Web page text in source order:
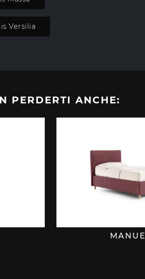
Versilia
PERDERTI ANCHE: